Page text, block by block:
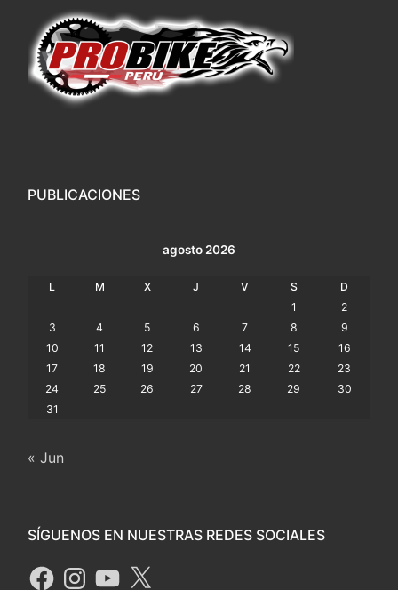
PUBLICACIONES
agosto 2026
L M X J V S
D
1
2
3
4 5 6 7 8
9
10
11 12 13 14 15
16
17
18 19 20 21 22
23
24
25 26 27 28 29
30
31
« Jun
SÍGUENOS EN NUESTRAS REDES SOCIALES